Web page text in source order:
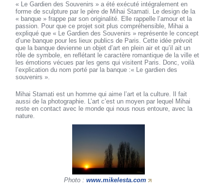
« Le Gardien des Souvenirs » a été exécuté intégralement en
forme de sculpture par le père de Mihai Stamati. Le design de la
« banque » frappe par son originalité. Elle rappelle l’amour et la
passion. Pour que ce projet soit plus compréhensible, Mihai a
expliqué que « Le Gardien des Souvenirs » représente le concept
d’une banque pour les lieux publics de Paris. Cette idée prévoit
que la banque devienne un objet d’art en plein air et qu’il ait un
rôle de symbole, en reflétant le caractère romantique de la ville et
les émotions vécues par les gens qui visitent Paris. Donc, voilà
l’explication du nom porté par la banque :« Le gardien des
souvenirs ».
Mihai Stamati est un homme qui aime l’art et la culture. Il fait
aussi de la photographie. L’art c’est un moyen par lequel Mihai
reste en contact avec le monde qui nous nous entoure, avec la
nature.
Photo : www.mikelesta.com